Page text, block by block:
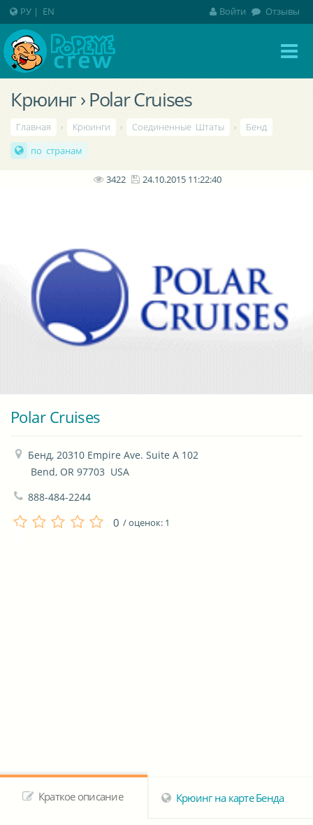
Крюинг › Polar Cruises
Главная › Крюинги › Соединенные Штаты ›
Бенд
по странам
3422 24.10.2015 11:22:40
Polar Cruises
Бенд, 20310 Empire Ave. Suite A 102
Bend, OR 97703  USA
888-484-2244
0 / оценок: 1
Краткое описание Крюинг на карте Бенда
РУ | EN Войти Отзывы